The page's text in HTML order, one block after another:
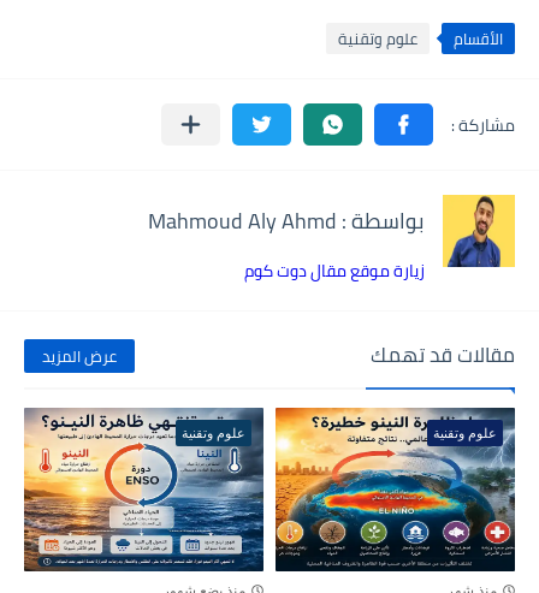
الأقسام علوم وتقنية
بواسطة : Mahmoud Aly Ahmd
زيارة موقع مقال دوت كوم
مقالات قد تهمك عرض المزيد
علوم وتقنية علوم وتقنية